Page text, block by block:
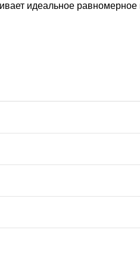
идеальное